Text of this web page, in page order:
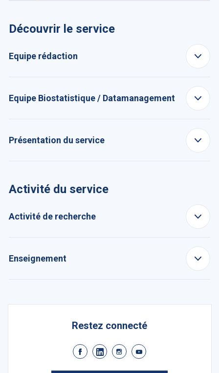
Découvrir le service
Equipe rédaction
Equipe Biostatistique / Datamanagement
Présentation du service
Activité du service
Activité de recherche
Enseignement
Restez connecté